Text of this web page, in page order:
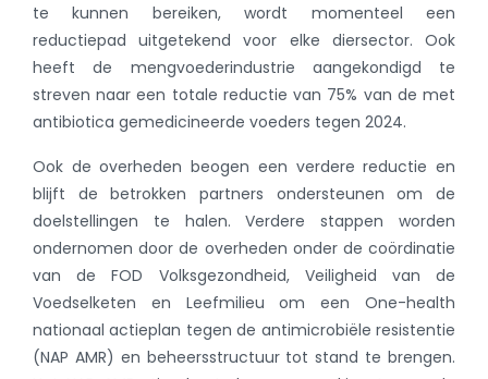
te kunnen bereiken, wordt momenteel een
reductiepad uitgetekend voor elke diersector. Ook
heeft de mengvoederindustrie aangekondigd te
streven naar een totale reductie van 75% van de met
antibiotica gemedicineerde voeders tegen 2024.
Ook de overheden beogen een verdere reductie en
blijft de betrokken partners ondersteunen om de
doelstellingen te halen. Verdere stappen worden
ondernomen door de overheden onder de coördinatie
van de FOD Volksgezondheid, Veiligheid van de
Voedselketen en Leefmilieu om een One-health
nationaal actieplan tegen de antimicrobiële resistentie
(NAP AMR) en beheersstructuur tot stand te brengen.